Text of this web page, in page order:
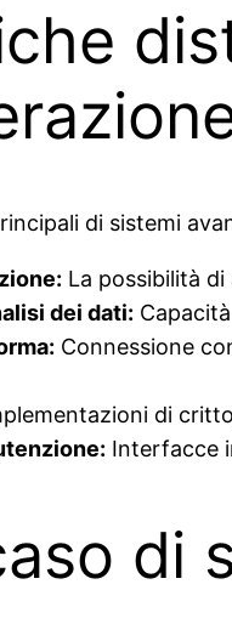
di sistemi
La possibilità
dei dati:
Connessione
di
Interfacce
di